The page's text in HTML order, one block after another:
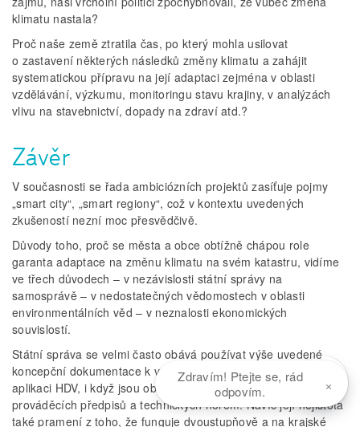
klimatu nastala?
Proč naše země ztratila čas, po který mohla usilovat
o zastavení některých následků změny klimatu a zahájit
systematickou přípravu na její adaptaci zejména v oblasti
vzdělávání, výzkumu, monitoringu stavu krajiny, v analýzách
vlivu na stavebnictví, dopady na zdraví atd.?
Závěr
V současnosti se řada ambiciózních projektů zasíťuje pojmy
„smart city“, „smart regiony“, což v kontextu uvedených
zkušeností nezní moc přesvědčivě.
Důvody toho, proč se města a obce obtížně chápou role
garanta adaptace na změnu klimatu na svém katastru, vidíme
ve třech důvodech – v nezávislosti státní správy na
samosprávě – v nedostatečných vědomostech v oblasti
environmentálních věd – v neznalosti ekonomických
souvislostí.
Státní správa se velmi často obává používat výše uvedené
koncepční dokumentace k vymáhání dodržování zásad pro
aplikaci HDV, i když jsou obrazem platných zákonů a jejich
prováděcích předpisů a technických norem. Navíc její nejistota
také pramení z toho, že funguje dvoustupňově a na krajské
Zdravím! Ptejte se, rád
odpovím.
×